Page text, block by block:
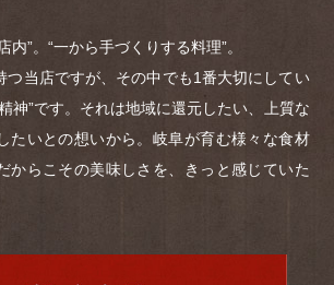
内”。“一から手づくりする料理”。
つ当店ですが、その中でも1番大切にしてい
神”です。それは地域に還元したい、上質な
たいとの想いから。岐阜が育む様々な食材
からこその美味しさを、きっと感じていた